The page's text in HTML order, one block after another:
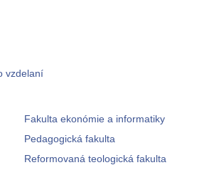
vzdelaní
Fakulta ekonómie a informatiky
Pedagogická fakulta
Reformovaná teologická fakulta